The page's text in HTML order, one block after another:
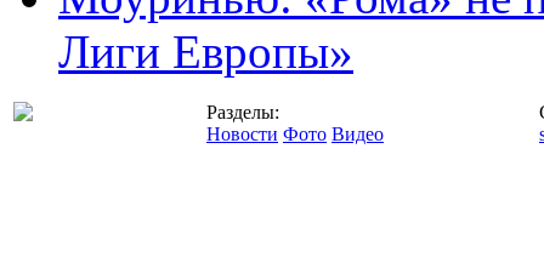
Лиги Европы»
Разделы:
Новости Фото Видео